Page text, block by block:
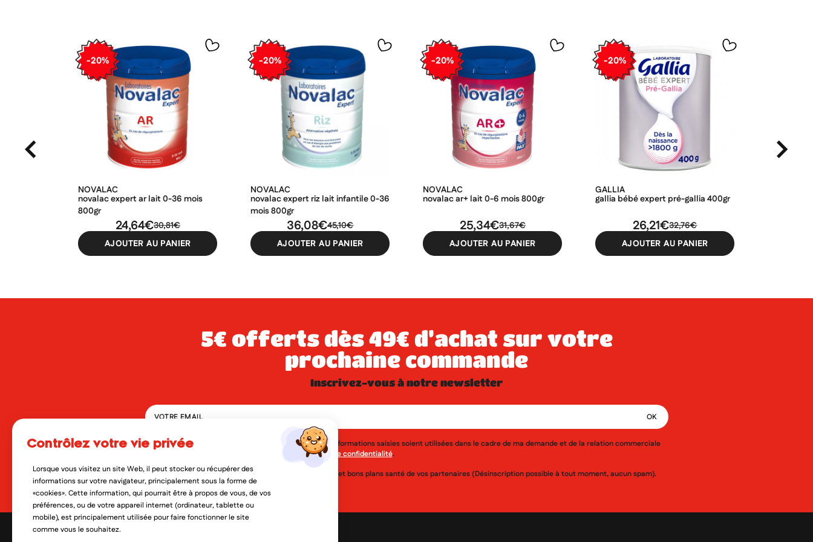
-20%
NOVALAC
novalac expert ar lait 0-36 mois
800gr
30,81€
24,64€
AJOUTER AU PANIER
-20%
NOVALAC
novalac expert riz lait infantile 0-36
mois 800gr
45,10€
36,08€
AJOUTER AU PANIER
-20%
NOVALAC
novalac ar+ lait 0-6 mois 800gr
31,67€
25,34€
AJOUTER AU PANIER
-20%
GALLIA
gallia bébé expert pré-gallia 400gr
32,76€
26,21€
AJOUTER AU PANIER
5€ offerts dès 49€ d’achat sur votre
prochaine commande
inscrivez-vous à notre newsletter
En soumettant ce formulaire, j'accepte que les informations saisies soient utilisées dans le cadre de ma demande et de la relation commerciale
politique de confidentialité.
Oui, je veux découvrir les nouveautés, réductions et bons plans santé de vos partenaires (Désinscription possible à tout moment, aucun spam).
contrôlez votre vie privée
Lorsque vous visitez un site Web, il peut stocker ou récupérer des
informations sur votre navigateur, principalement sous la forme de
«cookies». Cette information, qui pourrait être à propos de vous, de vos
préférences, ou de votre appareil internet (ordinateur, tablette ou
mobile), est principalement utilisée pour faire fonctionner le site
comme vous le souhaitez.